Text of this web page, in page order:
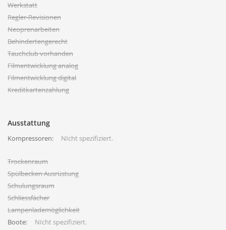
Werkstatt
Regler-Revisionen
Neoprenarbeiten
Behindertengerecht
Tauchclub vorhanden
Filmentwicklung analog
Filmentwicklung digital
Kreditkartenzahlung
Ausstattung
Kompressoren: NIcht spezifiziert.
Trockenraum
Spülbecken Ausrüstung
Schulungsraum
Schliessfächer
Lampenlademöglichkeit
Boote:
NIcht spezifiziert.